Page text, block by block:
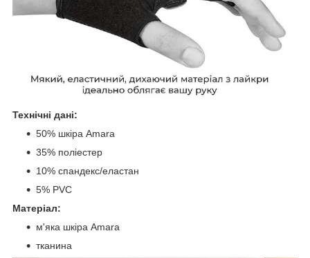
Технічні дані:
50% шкіра Amara
35% поліестер
10% спандекс/еластан
5% PVC
Матеріал:
м'яка шкіра Amara
тканина